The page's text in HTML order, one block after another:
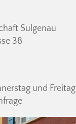
Sulgenau
38
und Freitag